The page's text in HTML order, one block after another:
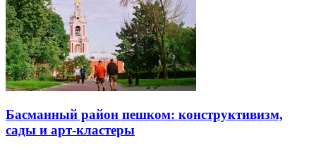
Басманный район пешком: конструктивизм,
сады и арт-кластеры